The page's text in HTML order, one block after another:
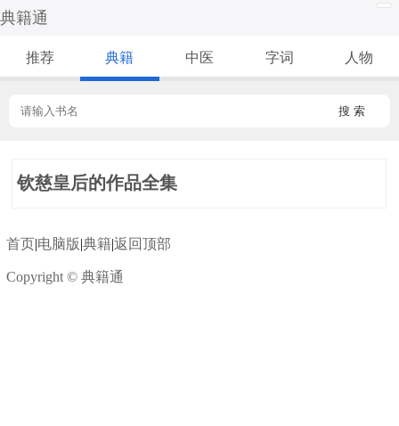
典籍通
推荐 典籍 中医 字词 人物
搜 索
钦慈皇后的作品全集
首页|电脑版|典籍|返回顶部
Copyright © 典籍通